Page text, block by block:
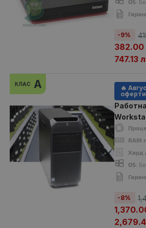
Работна станция Lenovo
389.00 € 355.00 €
Процесор
: Intel Core i5 8500 3000MHz
RAM памет: 16GB DDR4
: 256GB 42mm M.2 NVMe
: Без операционна система.
-9%
382.00
747.13
КЛАС A
🔥
оферти
RAM
Хард
OS:
-8%